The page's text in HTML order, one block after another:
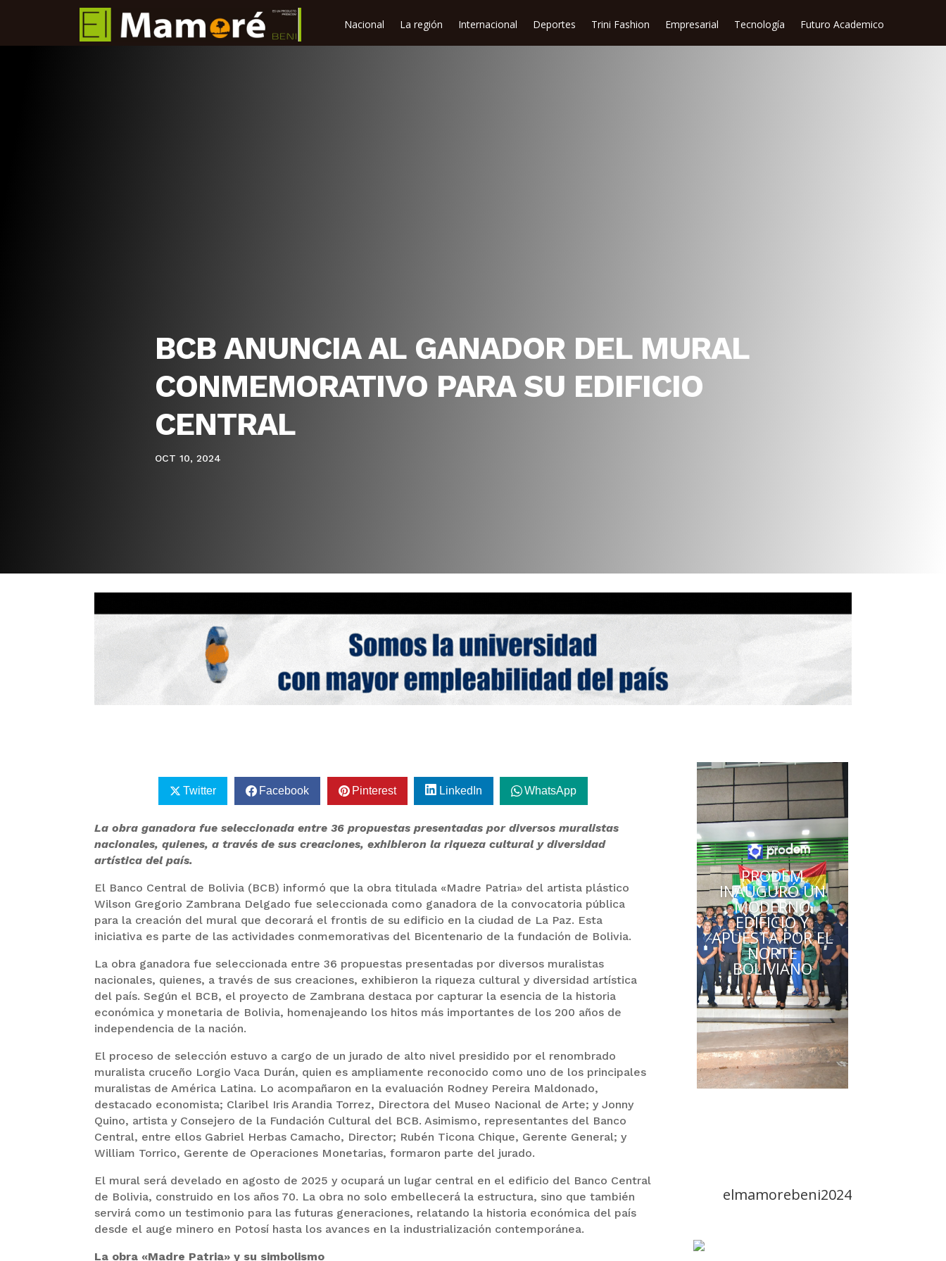
Nacional La región Internacional Deportes Trini Fashion Empresarial Tecnología Futuro Academico
BCB ANUNCIA AL GANADOR DEL MURAL
CONMEMORATIVO PARA SU EDIFICIO
CENTRAL
OCT 10, 2024
Twitter Facebook Pinterest LinkedIn WhatsApp
La obra ganadora fue seleccionada entre 36 propuestas presentadas por diversos muralistas
nacionales, quienes, a través de sus creaciones, exhibieron la riqueza cultural y diversidad
artística del país.
El Banco Central de Bolivia (BCB) informó que la obra titulada «Madre Patria» del artista plástico
Wilson Gregorio Zambrana Delgado fue seleccionada como ganadora de la convocatoria pública
para la creación del mural que decorará el frontis de su edificio en la ciudad de La Paz. Esta
iniciativa es parte de las actividades conmemorativas del Bicentenario de la fundación de Bolivia.
La obra ganadora fue seleccionada entre 36 propuestas presentadas por diversos muralistas
nacionales, quienes, a través de sus creaciones, exhibieron la riqueza cultural y diversidad artística
del país. Según el BCB, el proyecto de Zambrana destaca por capturar la esencia de la historia
económica y monetaria de Bolivia, homenajeando los hitos más importantes de los 200 años de
independencia de la nación.
El proceso de selección estuvo a cargo de un jurado de alto nivel presidido por el renombrado
muralista cruceño Lorgio Vaca Durán, quien es ampliamente reconocido como uno de los principales
muralistas de América Latina. Lo acompañaron en la evaluación Rodney Pereira Maldonado,
destacado economista; Claribel Iris Arandia Torrez, Directora del Museo Nacional de Arte; y Jonny
Quino, artista y Consejero de la Fundación Cultural del BCB. Asimismo, representantes del Banco
Central, entre ellos Gabriel Herbas Camacho, Director; Rubén Ticona Chique, Gerente General; y
William Torrico, Gerente de Operaciones Monetarias, formaron parte del jurado.
El mural será develado en agosto de 2025 y ocupará un lugar central en el edificio del Banco Central
de Bolivia, construido en los años 70. La obra no solo embellecerá la estructura, sino que también
servirá como un testimonio para las futuras generaciones, relatando la historia económica del país
desde el auge minero en Potosí hasta los avances en la industrialización contemporánea.
La obra «Madre Patria» y su simbolismo
PRODEM
INAUGURÓ UN
MODERNO
EDIFICIO Y
APUESTA POR EL
NORTE
BOLIVIANO
elmamorebeni2024